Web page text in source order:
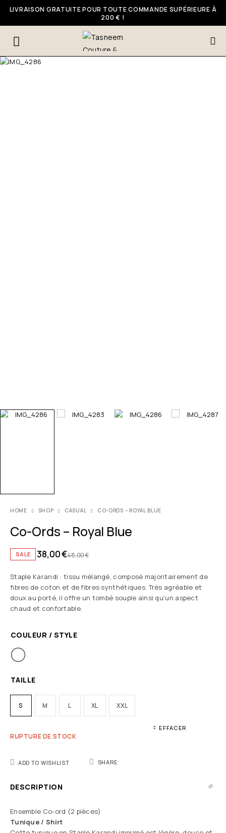
LIVRAISON GRATUITE POUR TOUTE COMMANDE SUPÉRIEURE À
200 € !
HOME SHOP CASUAL CO-ORDS – ROYAL BLUE
Co-Ords – Royal Blue
SALE 48,00€
38,00€
Staple Karandi : tissu mélangé, composé majoritairement de
fibres de coton et de fibres synthétiques. Très agréable et
doux au porté, il offre un tombé souple ainsi qu’un aspect
chaud et confortable.
COULEUR / STYLE
TAILLE
S M L XL XXL
EFFACER
RUPTURE DE STOCK
ADD TO WISHLIST SHARE
DESCRIPTION
Ensemble Co-ord (2 pièces)
Tunique / Shirt